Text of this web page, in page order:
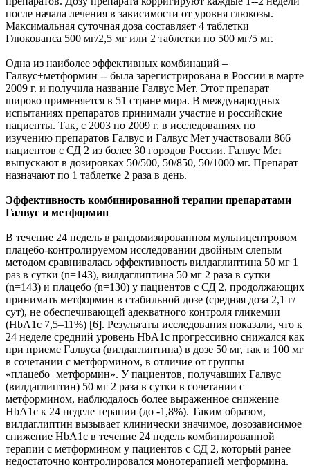
после начала лечения в зависимости от уровня глюкозы.
Максимальная суточная доза составляет 4 таблетки
Глюкованса 500 мг/2,5 мг или 2 таблетки по 500 мг/5 мг.
Одна из наиболее эффективных комбинаций –
Галвус+метформин -- была зарегистрирована в России в марте
2009 г. и получила название Галвус Мет. Этот препарат
широко применяется в 51 стране мира. В международных
испытаниях препаратов принимали участие и российские
пациенты. Так, с 2003 по 2009 г. в исследованиях по
изучению препаратов Галвус и Галвус Мет участвовали 866
пациентов с СД 2 из более 30 городов России. Галвус Мет
выпускают в дозировках 50/500, 50/850, 50/1000 мг. Препарат
назначают по 1 таблетке 2 раза в день.
Эффективность комбинированной терапии препаратами
Галвус и метформин
В течение 24 недель в рандомизированном мультицентровом
плацебо-контролируемом исследовании двойным слепым
методом сравнивалась эффективность вилдаглиптина 50 мг 1
раз в сутки (n=143), вилдаглиптина 50 мг 2 раза в сутки
(n=143) и плацебо (n=130) у пациентов с СД 2, продолжающих
принимать метформин в стабильной дозе (средняя доза 2,1 г/
сут), не обеспечивающей адекватного контроля гликемии
(HbA1c 7,5–11%) [6]. Результаты исследования показали, что к
24 неделе средний уровень HbA1c прогрессивно снижался как
при приеме Галвуса (вилдаглиптина) в дозе 50 мг, так и 100 мг
в сочетании с метформином, в отличие от группы
«плацебо+метформин». У пациентов, получавших Галвус
(вилдаглиптин) 50 мг 2 раза в сутки в сочетании с
метформином, наблюдалось более выраженное снижение
HbA1c к 24 неделе терапии (до -1,8%). Таким образом,
вилдаглиптин вызывает клинически значимое, дозозависимое
снижение HbA1c в течение 24 недель комбинированной
терапии с метформином у пациентов с СД 2, который ранее
недостаточно контролировался монотерапией метформина.